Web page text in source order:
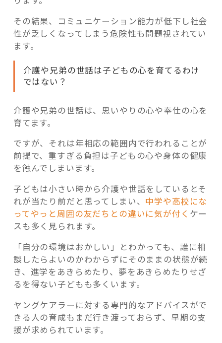
その結果、コミュニケーション能力が低下し社会
性が乏しくなってしまう危険性も問題視されてい
ます。
介護や兄弟の世話は子どもの心を育てるわけ
ではない？
介護や兄弟の世話は、思いやりの心や奉仕の心を
育てます。
ですが、それは年相応の範囲内で行われることが
前提で、重すぎる負担は子どもの心や身体の健康
を蝕んでしまいます。
子どもは小さい時から介護や世話をしているとそ
れが当たり前だと思ってしまい、 中学や高校にな
ってやっと周囲の友だちとの違いに気が付く ケー
スも多く見られます。
「自分の環境はおかしい」とわかっても、誰に相
談したらよいのかわからずにそのままの状態が続
き、進学をあきらめたり、夢をあきらめたりせざ
るを得ない子どもも多くいます。
ヤングケアラーに対する専門的なアドバイスがで
きる人の育成もまだ行き渡っておらず、早期の支
援が求められています。